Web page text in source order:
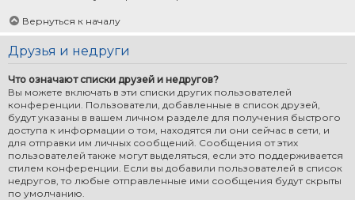
Вернуться к началу
Друзья и недруги
Что означают списки друзей и недругов?
Вы можете включать в эти списки других пользователей
конференции. Пользователи, добавленные в список друзей,
будут указаны в вашем личном разделе для получения быстрого
доступа к информации о том, находятся ли они сейчас в сети, и
для отправки им личных сообщений. Сообщения от этих
пользователей также могут выделяться, если это поддерживается
стилем конференции. Если вы добавили пользователей в список
недругов, то любые отправленные ими сообщения будут скрыты
по умолчанию.